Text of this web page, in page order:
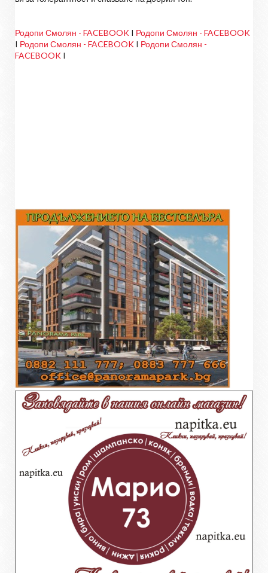
Родопи Смолян - FACEBOOK I Родопи Смолян - FACEBOOK
I Родопи Смолян - FACEBOOK I Родопи Смолян -
FACEBOOK I